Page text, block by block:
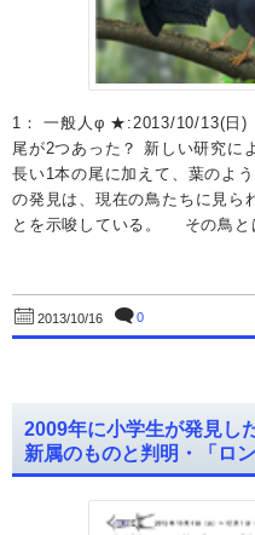
1： 一般人φ ★:2013/10/13(日
尾が2つあった？ 新しい研究に
長い1本の尾に加えて、葉のよ
の発見は、現在の鳥たちに見ら
とを示唆している。 その鳥と
2013/10/16 0
2009年に小学生が発見し
新属のものと判明・「ロ